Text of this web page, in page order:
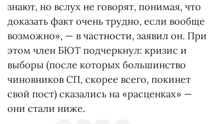
знают, но вслух не говорят, понимая, что
доказать факт очень трудно, если вообще
возможно», — в частности, заявил он. При
этом член БЮТ подчеркнул: кризис и
выборы (после которых большинство
чиновников СП, скорее всего, покинет
свой пост) сказались на «расценках» —
они стали ниже.